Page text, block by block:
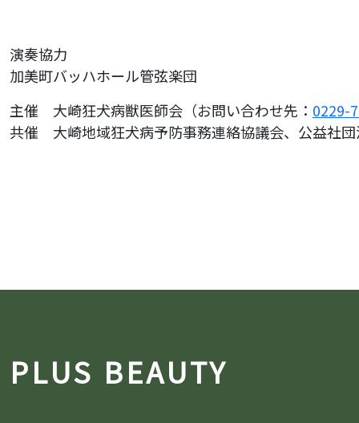
演奏協力
加美町バッハホール管弦楽団
主催 大崎狂犬病獣医師会（お問い合わせ先： 0229-
共催 大崎地域狂犬病予防事務連絡協議会、公益社
PLUS BEAUTY